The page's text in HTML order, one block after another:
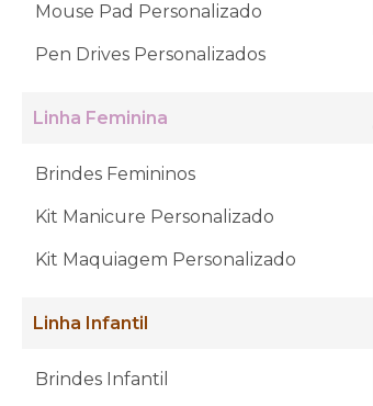
Mouse Pad Personalizado
Pen Drives Personalizados
Linha Feminina
Brindes Femininos
Kit Manicure Personalizado
Kit Maquiagem Personalizado
Linha Infantil
Brindes Infantil